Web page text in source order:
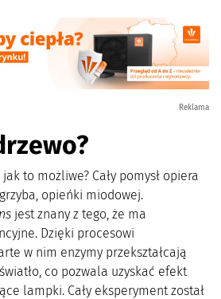
Reklama
to możliwe? Cały pomysł opiera
opieńki miodowej.
jest znany z tego, że ma
Dzięki procesowi
w nim enzymy przekształcają
co pozwala uzyskać efekt
lampki. Cały eksperyment został